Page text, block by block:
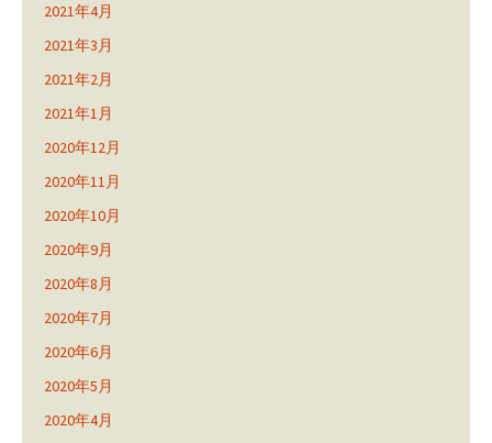
2021年4月
2021年3月
2021年2月
2021年1月
2020年12月
2020年11月
2020年10月
2020年9月
2020年8月
2020年7月
2020年6月
2020年5月
2020年4月